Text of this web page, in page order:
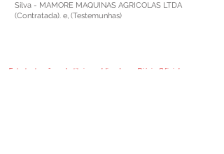
Silva - MAMORE MAQUINAS AGRICOLAS LTDA
(Contratada). e, (Testemunhas)
Este texto não substitui o publicado no Diário Oficial, mas